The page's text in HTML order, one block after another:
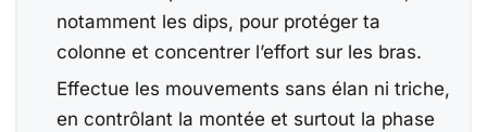
notamment les dips, pour protéger ta
colonne et concentrer l’effort sur les bras.
Effectue les mouvements sans élan ni triche,
en contrôlant la montée et surtout la phase